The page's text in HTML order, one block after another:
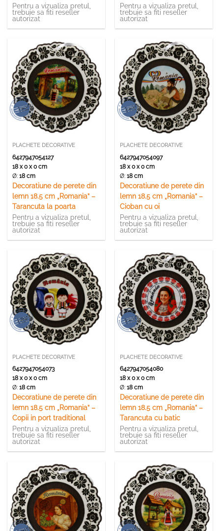
Pentru a vizualiza pretul,
trebuie sa fiti reseller
autorizat
Pentru a vizualiza pretul,
trebuie sa fiti reseller
autorizat
PLACHETE DECORATIVE
6427947054127
18 x 0 x 0 cm
Ø:18 cm
Decoratiune de perete din
lemn 18.5 cm „Romania” –
Tarancuta la poarta
Pentru a vizualiza pretul,
trebuie sa fiti reseller
autorizat
PLACHETE DECORATIVE
6427947054097
18 x 0 x 0 cm
Ø:18 cm
Decoratiune de perete din
lemn 18.5 cm „Romania” –
Cioban cu oi
Pentru a vizualiza pretul,
trebuie sa fiti reseller
autorizat
PLACHETE DECORATIVE
6427947054073
18 x 0 x 0 cm
Ø:18 cm
Decoratiune de perete din
lemn 18.5 cm „Romania” –
Copii in port traditional
Pentru a vizualiza pretul,
trebuie sa fiti reseller
autorizat
PLACHETE DECORATIVE
6427947054080
18 x 0 x 0 cm
Ø:18 cm
Decoratiune de perete din
lemn 18.5 cm „Romania” –
Tarancuta cu batic
Pentru a vizualiza pretul,
trebuie sa fiti reseller
autorizat